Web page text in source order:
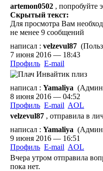
artemon0502 , попробуйте
Скрытый текст:
Для просмотра Вам
не менее 9 сообщений
написал : velzevul87
7 июня 2016 — 18:43
Профиль E-mail
Инвайтик плиз
написал : Yamaliya
8 июня 2016 — 04:52
Профиль E-mail AOL
velzevul87 , отправила в
написал : Yamaliya
9 июня 2016 — 16:51
Профиль E-mail AOL
Вчера утром отправила
пока нет.